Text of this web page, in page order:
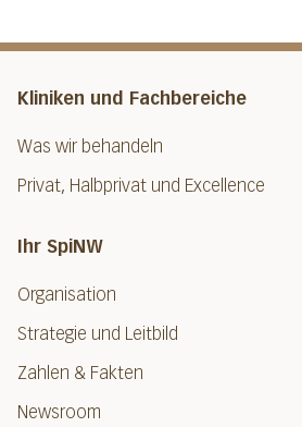
Kliniken und Fachbereiche
Was wir behandeln
Privat, Halbprivat und Excellence
Ihr SpiNW
Organisation
Strategie und Leitbild
Zahlen & Fakten
Newsroom